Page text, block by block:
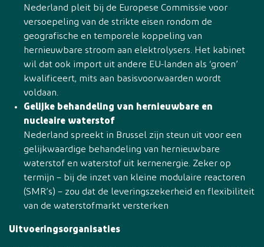
Nederland pleit bij de Europese Commissie voor
versoepeling van de strikte eisen rondom de
geografische en temporele koppeling van
hernieuwbare stroom aan elektrolysers. Het kabinet
wil dat ook import uit andere EU-landen als ‘groen’
kwalificeert, mits aan basisvoorwaarden wordt
voldaan.
Gelijke behandeling van hernieuwbare en
nucleaire waterstof
Nederland spreekt in Brussel zijn steun uit voor een
gelijkwaardige behandeling van hernieuwbare
waterstof en waterstof uit kernenergie. Zeker op
termijn – bij de inzet van kleine modulaire reactoren
(SMR’s) – zou dat de leveringszekerheid en flexibiliteit
van de waterstofmarkt versterken
Uitvoeringsorganisaties